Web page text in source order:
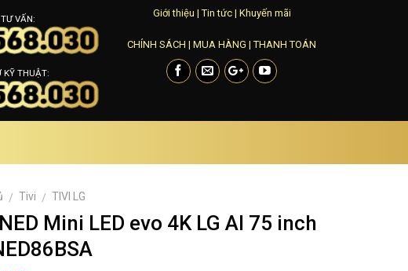
VẤN:
KỸ THUẬT:
Giới thiệu |Tin tức| Khuyến mãi
CHÍNH SÁCH |MUA HÀNG |THANH TOÁN
/ Tivi / TIVI LG
Mini LED evo 4K LG AI 75 inch